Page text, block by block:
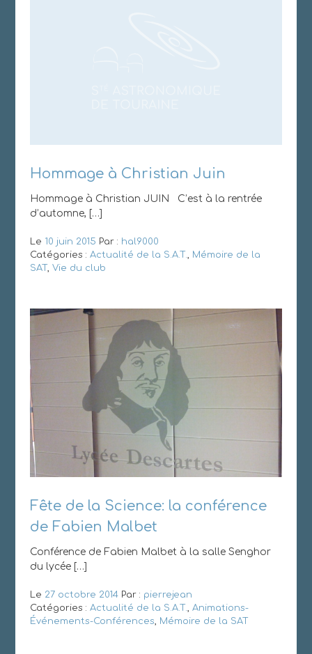
Hommage à Christian Juin
Hommage à Christian JUIN C’est à la rentrée
d’automne, […]
Le 10 juin 2015 Par : hal9000
Catégories : Actualité de la S.A.T.
Mémoire de la
SAT, Vie du club
Fête de la Science: la conférence
de Fabien Malbet
Conférence de Fabien Malbet à la salle Senghor
du lycée […]
Le 27 octobre 2014Par : pierrejean
Catégories : Actualité de la S.A.T.
Animations-
Événements-Conférences
Mémoire de la SAT